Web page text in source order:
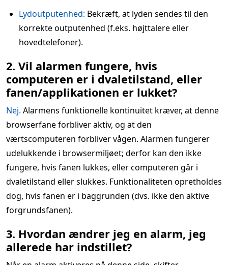
Lydoutputenhed: Bekræft, at lyden sendes til den
korrekte outputenhed (f.eks. højttalere eller
hovedtelefoner).
2. Vil alarmen fungere, hvis
computeren er i dvaletilstand, eller
fanen/applikationen er lukket?
Nej. Alarmens funktionelle kontinuitet kræver, at denne
browserfane forbliver aktiv, og at den
værtscomputeren forbliver vågen. Alarmen fungerer
udelukkende i browsermiljøet; derfor kan den ikke
fungere, hvis fanen lukkes, eller computeren går i
dvaletilstand eller slukkes. Funktionaliteten opretholdes
dog, hvis fanen er i baggrunden (dvs. ikke den aktive
forgrundsfanen).
3. Hvordan ændrer jeg en alarm, jeg
allerede har indstillet?